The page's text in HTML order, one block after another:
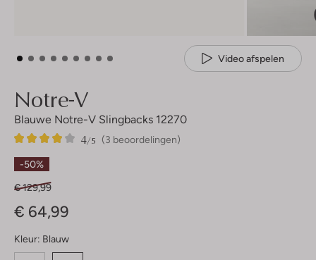
Video afspelen
Notre-V
Blauwe Notre-V Slingbacks 12270
(3 beoordelingen)
4/5
3
4
Sterren
-50%
€ 129,99
€ 64,99
Kleur: Blauw